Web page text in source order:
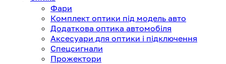
Фари
Комплект оптики під модель авто
Додаткова оптика автомобіля
Аксесуари для оптики і підключення
Спецсигнали
Прожектори